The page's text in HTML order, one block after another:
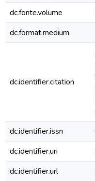
dc.fonte.volume
dc.format.medium
dc.identifier.citation
dc.identifier.issn
dc.identifier.uri
dc.identifier.url